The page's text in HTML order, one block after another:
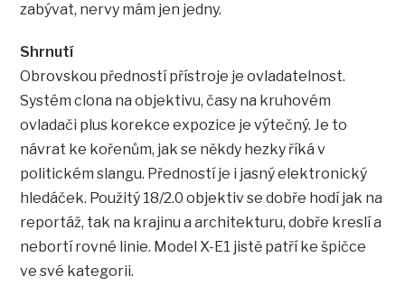
zabývat, nervy mám jen jedny.
Shrnutí
Obrovskou předností přístroje je ovladatelnost.
Systém clona na objektivu, časy na kruhovém
ovladači plus korekce expozice je výtečný. Je to
návrat ke kořenům, jak se někdy hezky říká v
politickém slangu. Předností je i jasný elektronický
hledáček. Použitý 18/2.0 objektiv se dobře hodí jak na
reportáž, tak na krajinu a architekturu, dobře kreslí a
nebortí rovné linie. Model X-E1 jistě patří ke špičce
ve své kategorii.